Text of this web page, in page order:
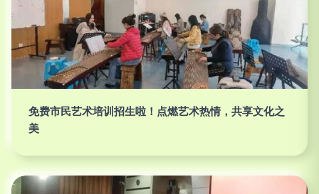
免费市民艺术培训招生啦！点燃艺术热情，共享文化之
美